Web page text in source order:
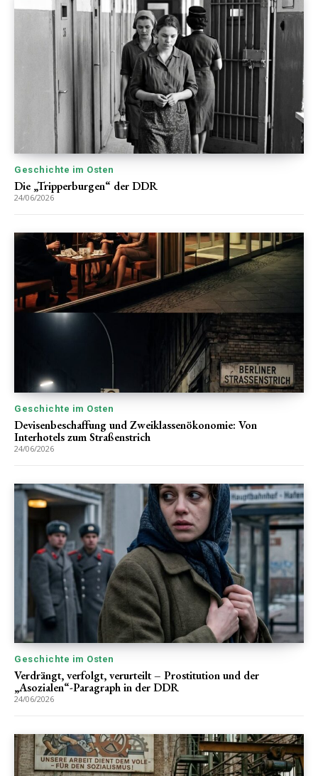
Geschichte im Osten
Die „Tripperburgen“ der DDR
24/06/2026
Geschichte im Osten
Devisenbeschaffung und Zweiklassenökonomie: Von
Interhotels zum Straßenstrich
24/06/2026
Geschichte im Osten
Verdrängt, verfolgt, verurteilt – Prostitution und der
„Asozialen“-Paragraph in der DDR
24/06/2026